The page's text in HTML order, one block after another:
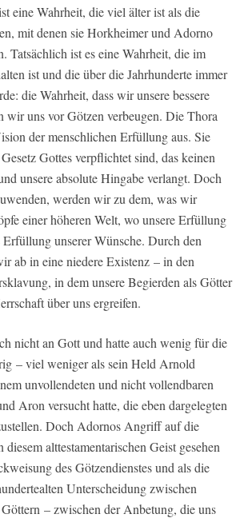
eine Wahrheit, die viel älter ist als die
mit denen sie Horkheimer und Adorno
Tatsächlich ist es eine Wahrheit, die im
ist und die über die Jahrhunderte immer
die Wahrheit, dass wir unsere bessere
wir uns vor Götzen verbeugen. Die Thora
der menschlichen Erfüllung aus. Sie
Gottes verpflichtet sind, das keinen
unsere absolute Hingabe verlangt. Doch
werden wir zu dem, was wir
einer höheren Welt, wo unsere Erfüllung
Erfüllung unserer Wünsche. Durch den
ab in eine niedere Existenz – in den
in dem unsere Begierden als Götter
über uns ergreifen.
nicht an Gott und hatte auch wenig für die
– viel weniger als sein Held Arnold
unvollendeten und nicht vollendbaren
Aron versucht hatte, die eben dargelegten
Doch Adornos Angriff auf die
alttestamentarischen Geist gesehen
des Götzendienstes und als die
Unterscheidung zwischen
– zwischen der Anbetung, die uns